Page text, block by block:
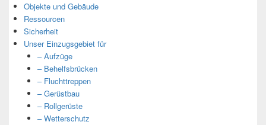
Objekte und Gebäude
Ressourcen
Sicherheit
Unser Einzugsgebiet für
– Aufzüge
– Behelfsbrücken
– Fluchttreppen
– Gerüstbau
– Rollgerüste
– Wetterschutz